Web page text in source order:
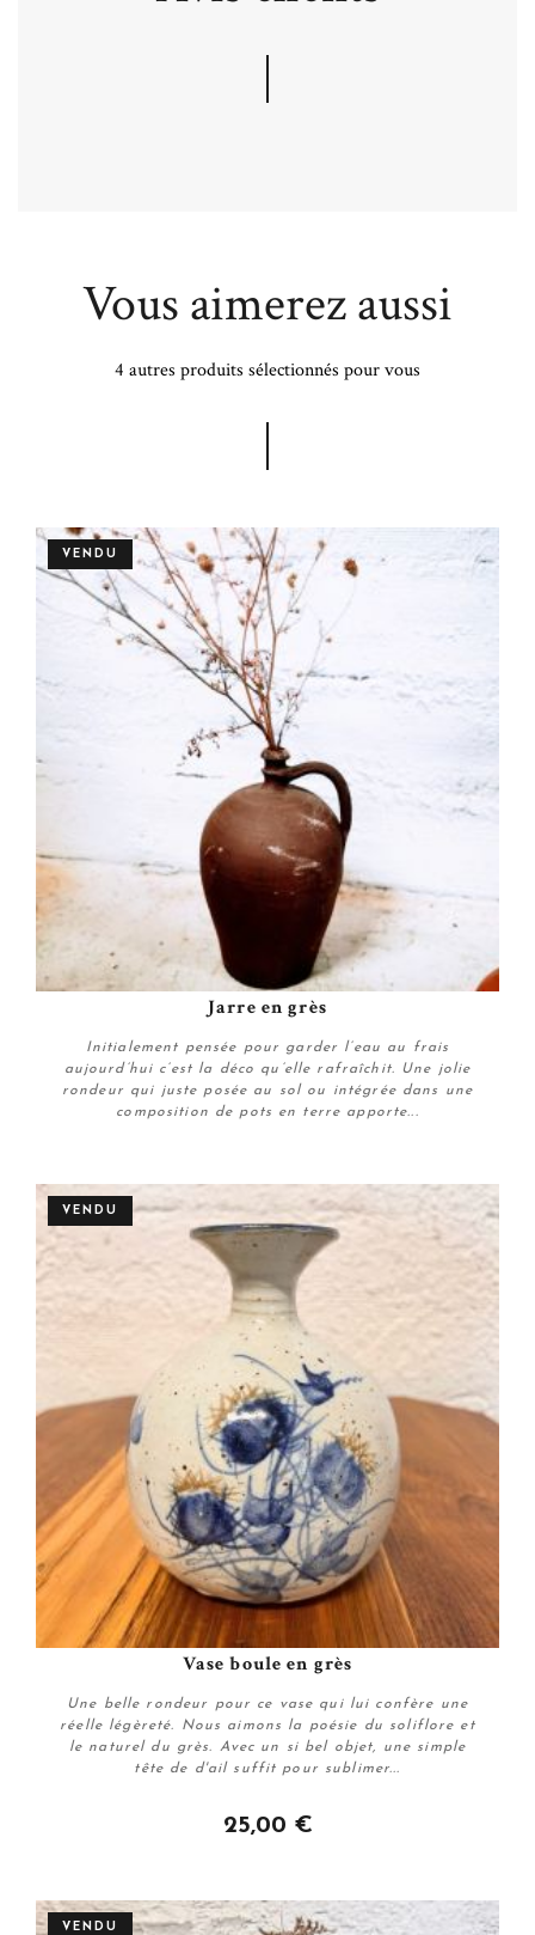
Vous aimerez aussi
4 autres produits sélectionnés pour vous
Plus de détails
VENDU
Jarre en grès
Initialement pensée pour garder l’eau au frais
aujourd’hui c’est la déco qu’elle rafraîchit. Une jolie
rondeur qui juste posée au sol ou intégrée dans une
composition de pots en terre apporte...
VENDU
Vase boule en grès
Une belle rondeur pour ce vase qui lui confère une
réelle légèreté. Nous aimons la poésie du soliflore et
le naturel du grès. Avec un si bel objet, une simple
tête de d'ail suffit pour sublimer...
25,00 €
VENDU